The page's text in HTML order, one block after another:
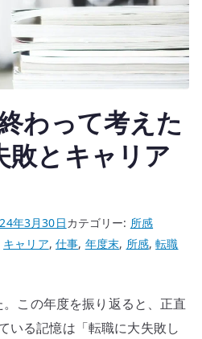
わって考えた
敗とキャリア
年3月30日カテゴリー: 所感
キャリア,仕事, 年度末, 所感,転職
この年度を振り返ると、正直
いる記憶は「転職に大失敗し